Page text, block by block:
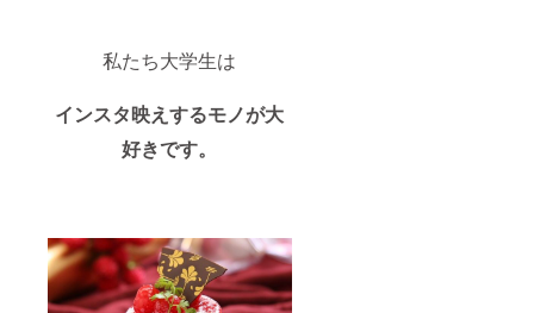
私たち大学生は
インスタ映えするモノが大
好きです。